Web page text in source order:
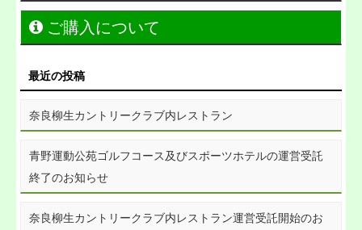
ご購入について
最近の投稿
奈良柳生カントリークラブ内レストラン
青野運動公苑ゴルフコース及びスポーツホテルの運営受託
終了のお知らせ
奈良柳生カントリークラブ内レストラン運営受託開始のお